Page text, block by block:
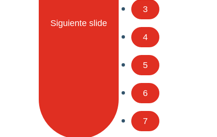
Siguiente slide
3
4
5
6
7